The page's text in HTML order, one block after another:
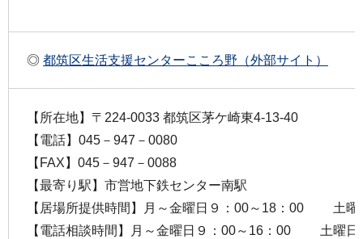
◎ 都筑区生活支援センターこころ野（外部サイト）
【所在地】〒224-0033 都筑区茅ケ崎東4-13-40
【電話】045－947－0080
【FAX】045－947－0088
【最寄り駅】市営地下鉄センター南駅
【居場所提供時間】月～金曜日９：00～18：00 土
【電話相談時間】月～金曜日９：00～16：00 土曜日